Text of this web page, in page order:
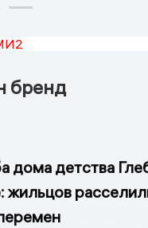
бренд
дома детства
жильцов